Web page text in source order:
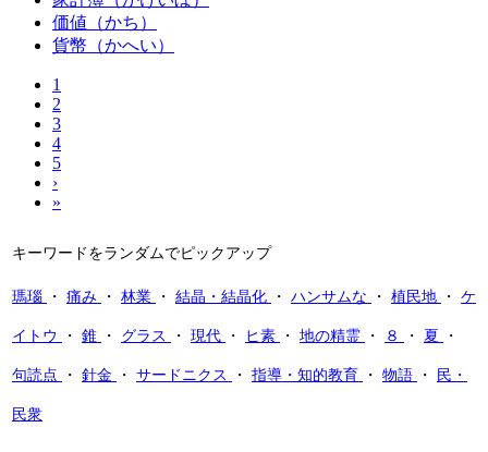
価値（かち）
貨幣（かへい）
1
2
3
4
5
›
»
キーワードをランダムでピックアップ
瑪瑙 ・ 痛み ・ 林業 ・ 結晶・結晶化 ・ ハンサムな ・ 植民地 ・ ケ
イトウ ・ 錐 ・ グラス ・ 現代 ・ ヒ素 ・ 地の精霊 ・ ８ ・ 夏 ・
句読点 ・ 針金 ・ サードニクス ・ 指導・知的教育 ・ 物語 ・ 民・
民衆